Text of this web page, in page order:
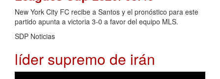
New York City FC recibe a Santos y el pronóstico para este
partido apunta a victoria 3-0 a favor del equipo MLS.
SDP Noticias
líder supremo de irán